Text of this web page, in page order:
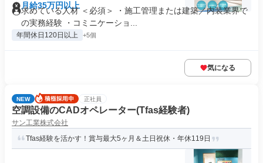
月給35万円以上
求めている人材 ＜必須＞ ・施工管理または建築／内装業界で
の実務経験 ・コミニケーショ...
年間休日120日以上 +5個
気になる
NEW 正社員
空調設備のCADオペレーター(Tfas経験者)
サン工業株式会社
Tfas経験を活かす！賞与最大5ヶ月＆土日祝休・年休119日